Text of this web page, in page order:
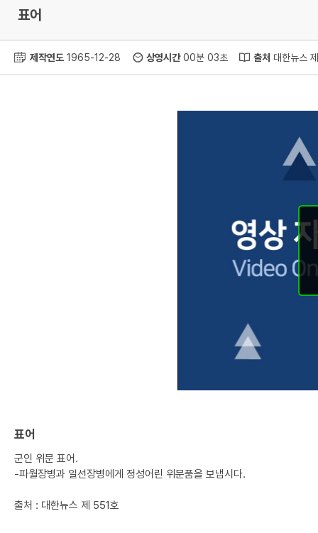
표어
제작연도 1965-12-28 상영시간00분 03초 출처 대한뉴스
표어
군인 위문 표어.
-파월장병과 일선장병에게 정성어린 위문품을 보냅시다.
출처 : 대한뉴스 제 551호